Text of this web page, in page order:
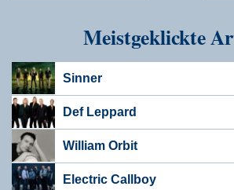
Meistgeklickte
Sinner
Def Leppard
William Orbit
Electric Callboy